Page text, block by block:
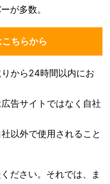
が多数。
ちらから
から24時間以内にお
告サイトではなく自社
以外で使用されること
ださい。それでは、ま